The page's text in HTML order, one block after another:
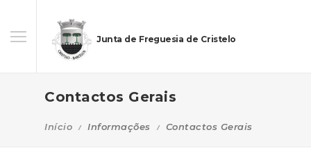
Junta de Freguesia de Cristelo
Contactos Gerais
Início Informações Contactos Gerais